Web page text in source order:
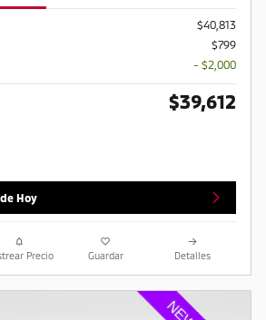
$40,813
$799
- $2,000
$39,612
Hoy
Precio Guardar Detalles